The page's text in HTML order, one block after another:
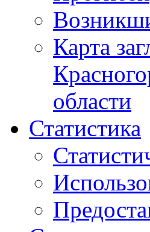
Карта
области
Статистика